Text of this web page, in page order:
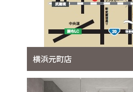
横浜元町店